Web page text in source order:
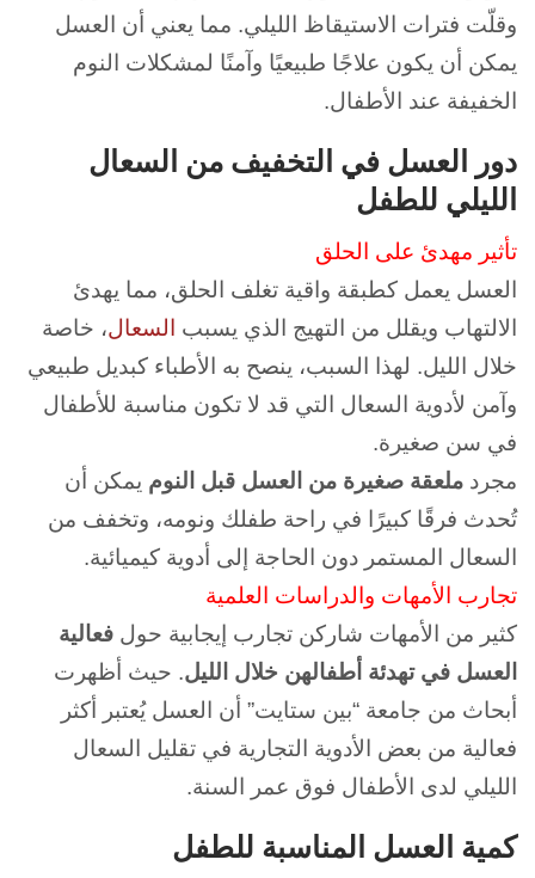
وقلّت فترات الاستيقاظ الليلي. مما يعني أن العسل
يمكن أن يكون علاجًا طبيعيًا وآمنًا لمشكلات النوم
الخفيفة عند الأطفال.
دور العسل في التخفيف من السعال
الليلي للطفل
تأثير مهدئ على الحلق
العسل يعمل كطبقة واقية تغلف الحلق، مما يهدئ
الالتهاب ويقلل من التهيج الذي يسبب السعال، خاصة
خلال الليل. لهذا السبب، ينصح به الأطباء كبديل طبيعي
وآمن لأدوية السعال التي قد لا تكون مناسبة للأطفال
في سن صغيرة.
مجرد ملعقة صغيرة من العسل قبل النوم يمكن أن
تُحدث فرقًا كبيرًا في راحة طفلك ونومه، وتخفف من
السعال المستمر دون الحاجة إلى أدوية كيميائية.
تجارب الأمهات والدراسات العلمية
كثير من الأمهات شاركن تجارب إيجابية حول فعالية
العسل في تهدئة أطفالهن خلال الليل. حيث أظهرت
أبحاث من جامعة “بين ستايت” أن العسل يُعتبر أكثر
فعالية من بعض الأدوية التجارية في تقليل السعال
الليلي لدى الأطفال فوق عمر السنة.
كمية العسل المناسبة للطفل